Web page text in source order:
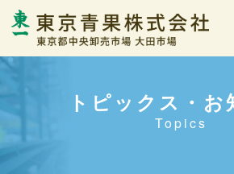
トピックス・お
Topics